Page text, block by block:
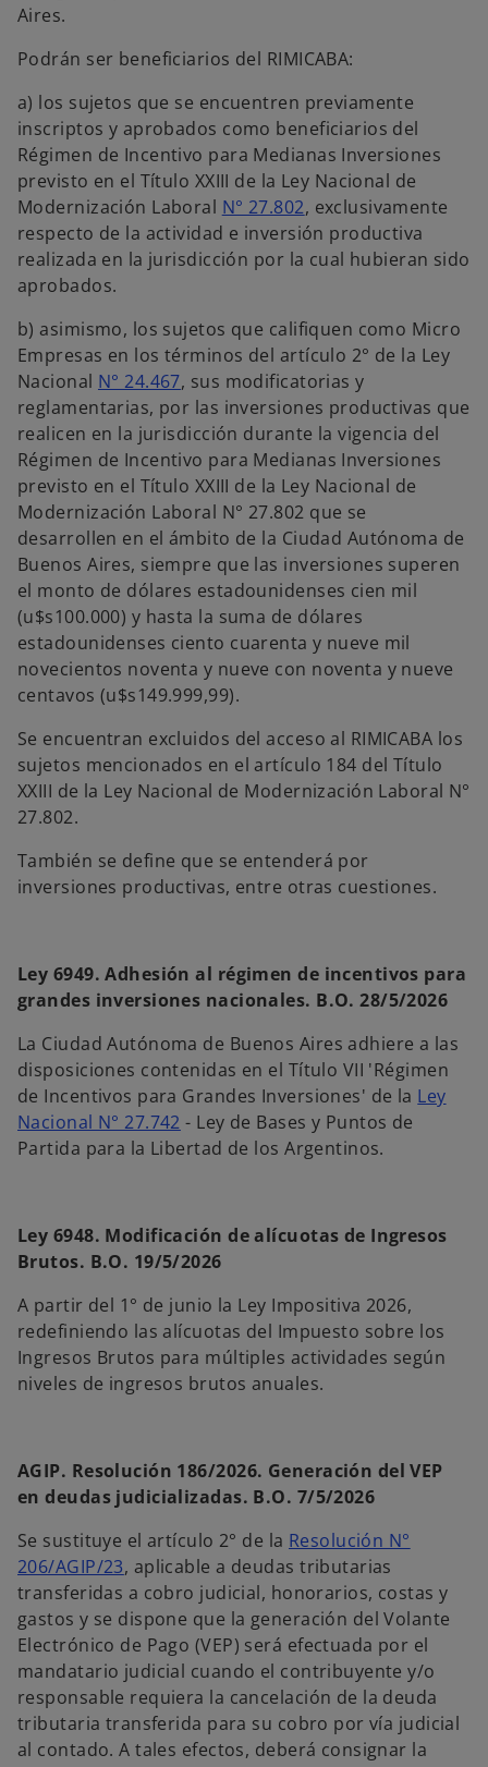
Aires.
Podrán ser beneficiarios del RIMICABA:
a) los sujetos que se encuentren previamente
inscriptos y aprobados como beneficiarios del
Régimen de Incentivo para Medianas Inversiones
previsto en el Título XXIII de la Ley Nacional de
Modernización Laboral N° 27.802, exclusivamente
respecto de la actividad e inversión productiva
realizada en la jurisdicción por la cual hubieran sido
aprobados.
b) asimismo, los sujetos que califiquen como Micro
Empresas en los términos del artículo 2° de la Ley
Nacional N° 24.467, sus modificatorias y
reglamentarias, por las inversiones productivas que
realicen en la jurisdicción durante la vigencia del
Régimen de Incentivo para Medianas Inversiones
previsto en el Título XXIII de la Ley Nacional de
Modernización Laboral N° 27.802 que se
desarrollen en el ámbito de la Ciudad Autónoma de
Buenos Aires, siempre que las inversiones superen
el monto de dólares estadounidenses cien mil
(u$s100.000) y hasta la suma de dólares
estadounidenses ciento cuarenta y nueve mil
novecientos noventa y nueve con noventa y nueve
centavos (u$s149.999,99).
Se encuentran excluidos del acceso al RIMICABA los
sujetos mencionados en el artículo 184 del Título
XXIII de la Ley Nacional de Modernización Laboral N°
27.802.
También se define que se entenderá por
inversiones productivas, entre otras cuestiones.
Ley 6949. Adhesión al régimen de incentivos para
grandes inversiones nacionales. B.O. 28/5/2026
La Ciudad Autónoma de Buenos Aires adhiere a las
disposiciones contenidas en el Título VII 'Régimen
de Incentivos para Grandes Inversiones' de la Ley
Nacional N° 27.742 - Ley de Bases y Puntos de
Partida para la Libertad de los Argentinos.
Ley 6948. Modificación de alícuotas de Ingresos
Brutos. B.O. 19/5/2026
A partir del 1° de junio la Ley Impositiva 2026,
redefiniendo las alícuotas del Impuesto sobre los
Ingresos Brutos para múltiples actividades según
niveles de ingresos brutos anuales.
AGIP. Resolución 186/2026. Generación del VEP
en deudas judicializadas. B.O. 7/5/2026
Se sustituye el artículo 2° de la Resolución N°
206/AGIP/23, aplicable a deudas tributarias
transferidas a cobro judicial, honorarios, costas y
gastos y se dispone que la generación del Volante
Electrónico de Pago (VEP) será efectuada por el
mandatario judicial cuando el contribuyente y/o
responsable requiera la cancelación de la deuda
tributaria transferida para su cobro por vía judicial
al contado. A tales efectos, deberá consignar la